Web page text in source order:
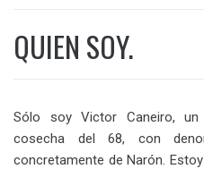
QUIEN SOY.
Sólo soy Victor Caneiro, un
cosecha del 68, con
concretamente de Narón.